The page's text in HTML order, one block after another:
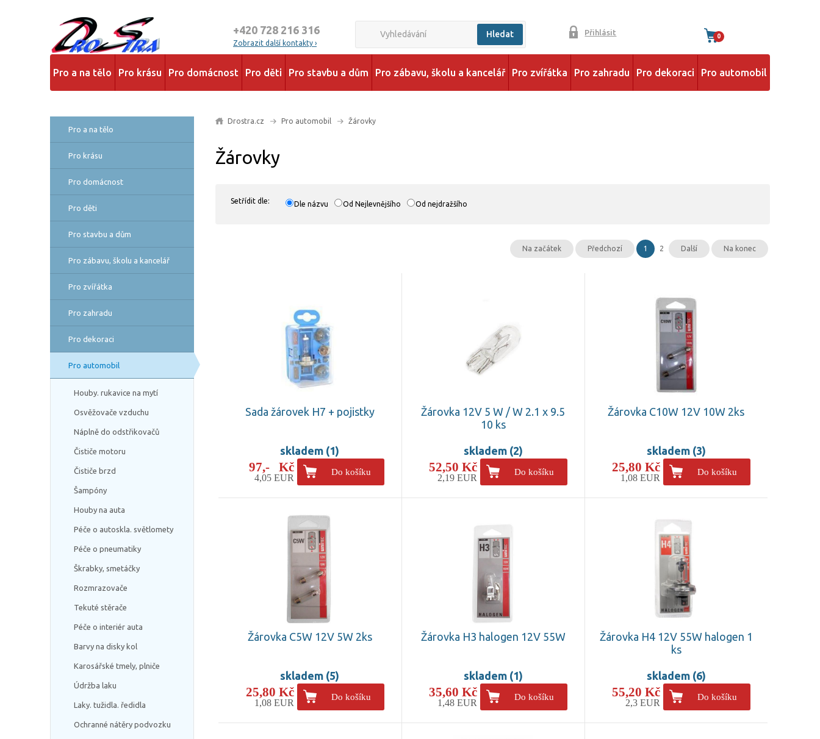
+420 728 216 316
Zobrazit další kontakty ›
Hledat Přihlásit 0
Pro a na tělo Pro krásu Pro domácnost Pro děti Pro stavbu a dům Pro zábavu, školu a kancelář Pro zvířátka Pro zahradu Pro dekoraci Pro automobil
Pro a na tělo
Pro krásu
Pro domácnost
Pro děti
Pro stavbu a dům
Pro zábavu, školu a kancelář
Pro zvířátka
Pro zahradu
Pro dekoraci
Pro automobil
Houby. rukavice na mytí
Osvěžovače vzduchu
Náplně do odstřikovačů
Čističe motoru
Čističe brzd
Šampóny
Houby na auta
Péče o autoskla. světlomety
Péče o pneumatiky
Škrabky, smetáčky
Rozmrazovače
Tekuté stěrače
Péče o interiér auta
Barvy na disky kol
Karosářské tmely, plniče
Údržba laku
Laky. tužidla. ředidla
Ochranné nátěry podvozku
Drostra.cz Pro automobil Žárovky
Žárovky
Setřídit dle: Dle názvu Od Nejlevnějšího Od nejdražšího
Na začátek Předchozí 1 2 Další Na konec
Sada žárovek H7 + pojistky
skladem (1)
97,- Kč
4,05 EUR
Do košíku
Žárovka 12V 5 W / W 2.1 x 9.5
10 ks
skladem (2)
52,50 Kč
2,19 EUR
Do košíku
Žárovka C10W 12V 10W 2ks
skladem (3)
25,80 Kč
1,08 EUR
Do košíku
Žárovka C5W 12V 5W 2ks
skladem (5)
25,80 Kč
1,08 EUR
Do košíku
Žárovka H3 halogen 12V 55W
skladem (1)
35,60 Kč
1,48 EUR
Do košíku
Žárovka H4 12V 55W halogen 1
ks
skladem (6)
55,20 Kč
2,3 EUR
Do košíku